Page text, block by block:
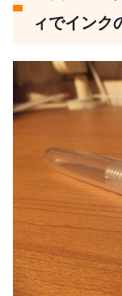
ィでインク